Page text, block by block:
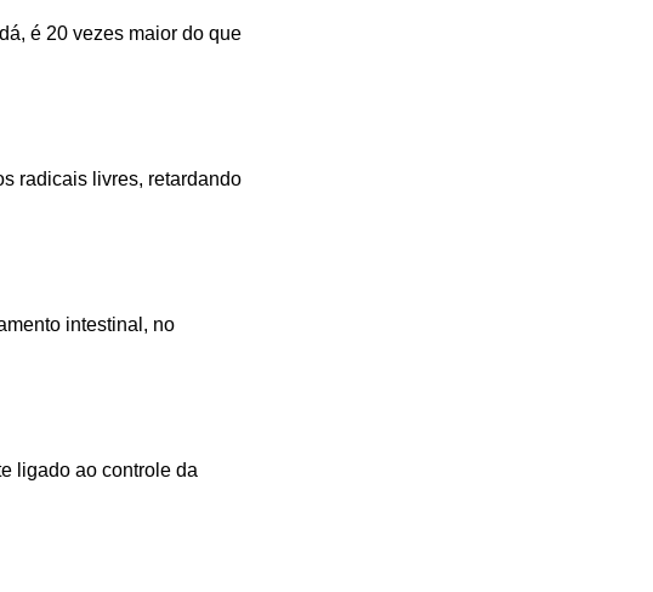
é 20 vezes maior do que
radicais livres, retardando
intestinal, no
ligado ao controle da